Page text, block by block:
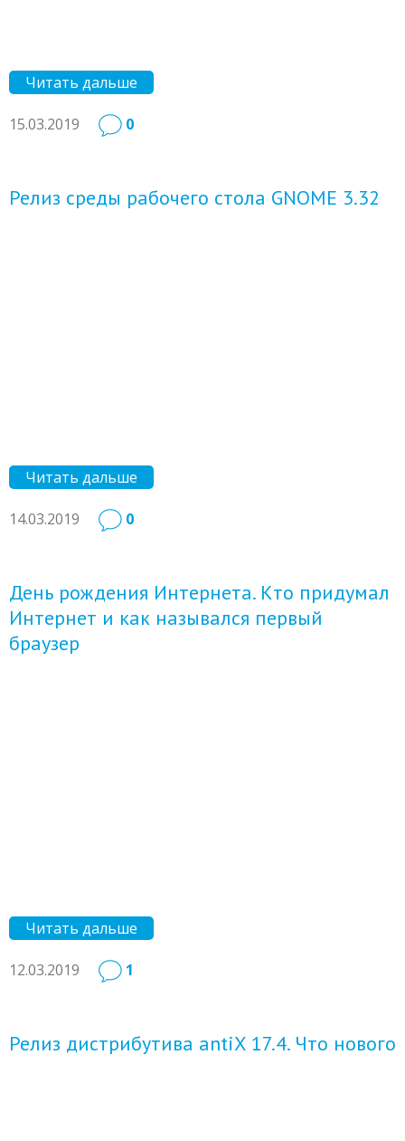
Читать дальше
15.03.2019 0
Релиз среды рабочего стола GNOME 3.32
Читать дальше
14.03.2019 0
День рождения Интернета. Кто придумал
Интернет и как назывался первый
браузер
Читать дальше
12.03.2019 1
Релиз дистрибутива antiX 17.4. Что нового